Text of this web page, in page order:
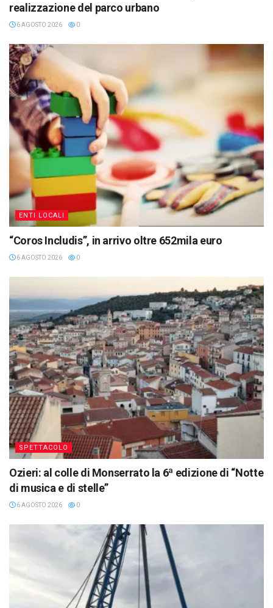
realizzazione del parco urbano
6 AGOSTO 2026 0
ENTI LOCALI
“Coros Includis”, in arrivo oltre 652mila euro
6 AGOSTO 2026 0
SPETTACOLO
Ozieri: al colle di Monserrato la 6ª edizione di “Notte
di musica e di stelle”
6 AGOSTO 2026 0